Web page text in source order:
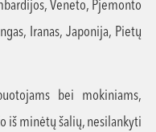
Veneto, Pjemonto
Iranas, Japonija, Pietų
bei mokiniams,
iš minėtų šalių, nesilankyti